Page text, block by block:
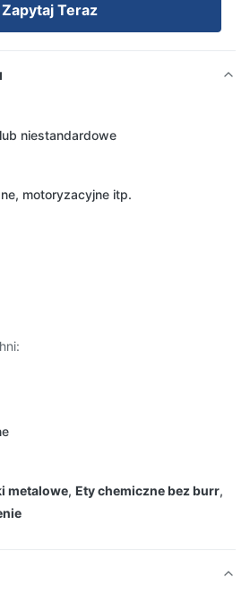
Zapytaj Teraz
niestandardowe
motoryzacyjne itp.
metalowe, Ety chemiczne bez burr,